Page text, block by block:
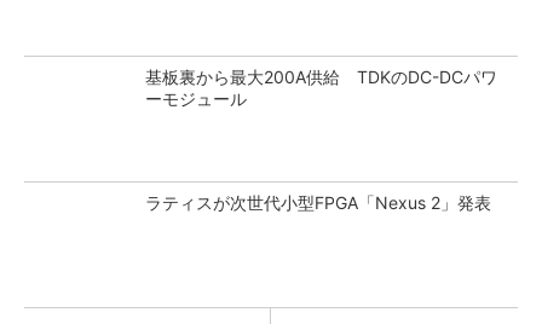
基板裏から最大200A供給 TDKのDC-DCパワ
ーモジュール
ラティスが次世代小型FPGA「Nexus 2」発表